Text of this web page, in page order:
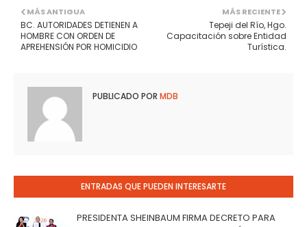
MÁS RECIENTE
Tepeji del Río, Hgo.
Capacitación sobre Entidad
Turística.
MÁS ANTIGUA
BC. AUTORIDADES DETIENEN A
HOMBRE CON ORDEN DE
APREHENSIÓN POR HOMICIDIO
PUBLICADO POR MDB
ENTRADAS QUE PUEDEN INTERESARTE
PRESIDENTA SHEINBAUM FIRMA DECRETO PARA